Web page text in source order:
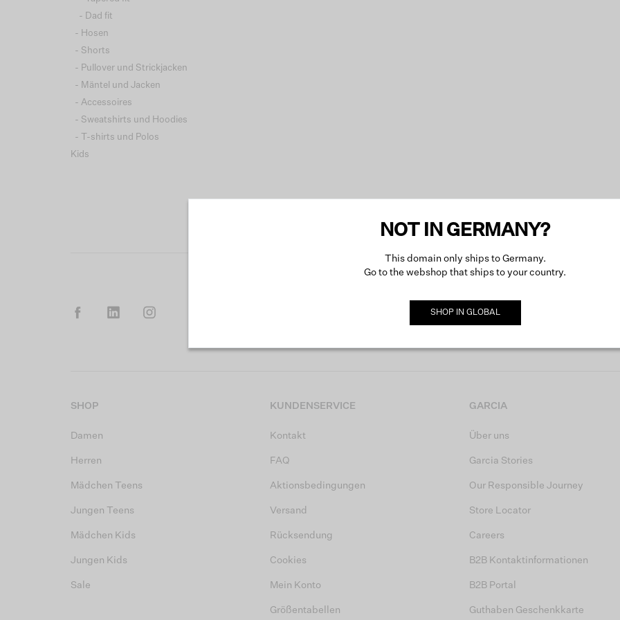
- Dad fit
- Hosen
- Shorts
- Pullover und Strickjacken
- Mäntel und Jacken
- Accessoires
- Sweatshirts und Hoodies
- T-shirts und Polos
Kids
MELDE DICH JETZT FÜR UNSEREN NEWSLETTER AN
SHOP
Damen
Herren
Mädchen Teens
Jungen Teens
Mädchen Kids
Jungen Kids
Sale
KUNDENSERVICE
Kontakt
FAQ
Aktionsbedingungen
Versand
Rücksendung
Cookies
Mein Konto
Größentabellen
GARCIA
Über uns
Garcia Stories
Our Responsible Journey
Store Locator
Careers
B2B Kontaktinformationen
B2B Portal
Guthaben Geschenkkarte
NOT IN GERMANY?
This domain only ships to Germany.
Go to the webshop that ships to your country.
SHOP IN GLOBAL